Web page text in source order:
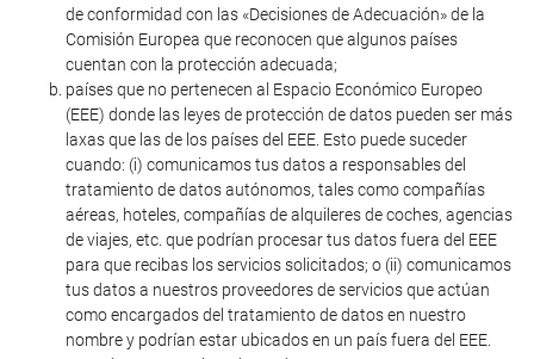
de conformidad con las «Decisiones de Adecuación» de la
Comisión Europea que reconocen que algunos países
cuentan con la protección adecuada;
países que no pertenecen al Espacio Económico Europeo
(EEE) donde las leyes de protección de datos pueden ser más
laxas que las de los países del EEE. Esto puede suceder
cuando: (i) comunicamos tus datos a responsables del
tratamiento de datos autónomos, tales como compañías
aéreas, hoteles, compañías de alquileres de coches, agencias
de viajes, etc. que podrían procesar tus datos fuera del EEE
para que recibas los servicios solicitados; o (ii) comunicamos
tus datos a nuestros proveedores de servicios que actúan
como encargados del tratamiento de datos en nuestro
nombre y podrían estar ubicados en un país fuera del EEE.